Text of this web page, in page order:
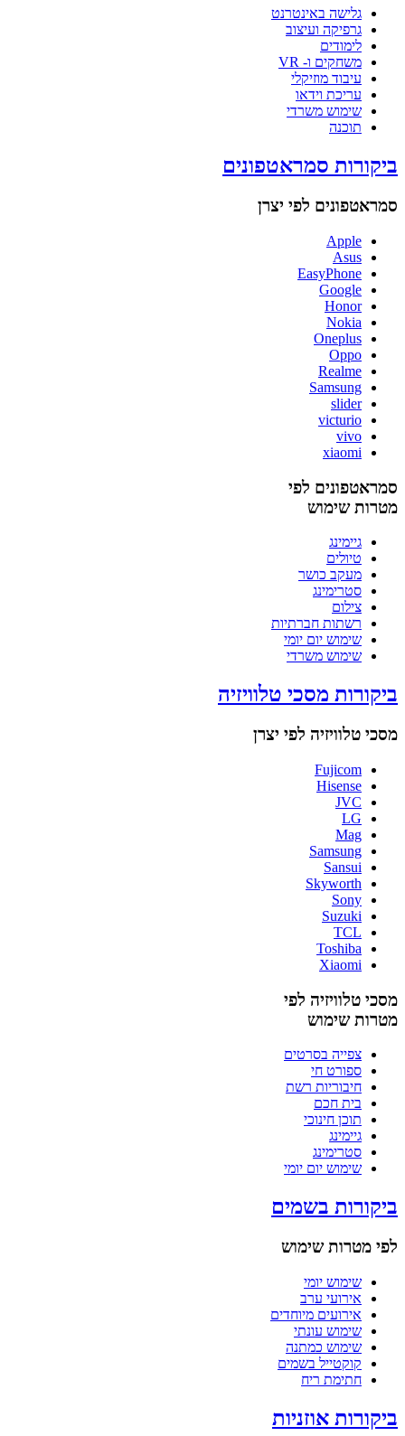
גלישה באינטרנט
גרפיקה ועיצוב
לימודים
משחקים ו- VR
עיבוד מוזיקלי
עריכת וידאו
שימוש משרדי
תוכנה
ביקורות סמראטפונים
סמראטפונים לפי יצרן
Apple
Asus
EasyPhone
Google
Honor
Nokia
Oneplus
Oppo
Realme
Samsung
slider
victurio
vivo
xiaomi
סמראטפונים לפי
מטרות שימוש
גיימינג
טיולים
מעקב כושר
סטרימינג
צילום
רשתות חברתיות
שימוש יום יומי
שימוש משרדי
ביקורות מסכי טלוויזיה
מסכי טלוויזיה לפי יצרן
Fujicom
Hisense
JVC
LG
Mag
Samsung
Sansui
Skyworth
Sony
Suzuki
TCL
Toshiba
Xiaomi
מסכי טלוויזיה לפי
מטרות שימוש
צפייה בסרטים
ספורט חי
חיבוריות רשת
בית חכם
תוכן חינוכי
גיימינג
סטרימינג
שימוש יום יומי
ביקורות בשמים
לפי מטרות שימוש
שימוש יומי
אירועי ערב
אירועים מיוחדים
שימוש עונתי
שימוש כמתנה
קוקטייל בשמים
חתימת ריח
ביקורות אוזניות